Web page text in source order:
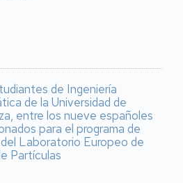
de Ingeniería
de la Universidad de
entre los nueve españoles
para el programa de
Laboratorio Europeo de
Partículas